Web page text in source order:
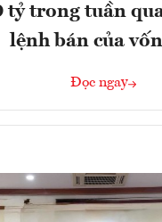
tỷ trong tuần
lệnh bán của
Đọc ngay